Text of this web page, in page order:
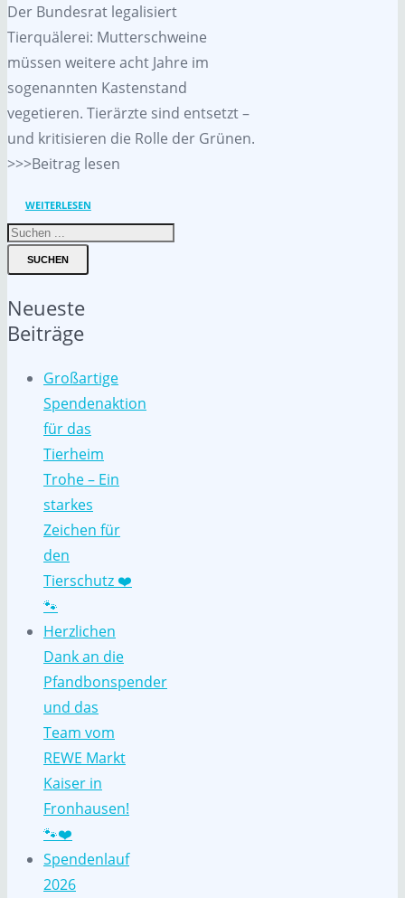
Der Bundesrat legalisiert
Tierquälerei: Mutterschweine
müssen weitere acht Jahre im
sogenannten Kastenstand
vegetieren. Tierärzte sind entsetzt –
und kritisieren die Rolle der Grünen.
>>>Beitrag lesen
WEITERLESEN
SUCHEN
Neueste
Beiträge
Großartige
Spendenaktion
für das
Tierheim
Trohe – Ein
starkes
Zeichen für
den
Tierschutz ❤️
🐾
Herzlichen
Dank an die
Pfandbonspender
und das
Team vom
REWE Markt
Kaiser in
Fronhausen!
🐾❤️
Spendenlauf
2026